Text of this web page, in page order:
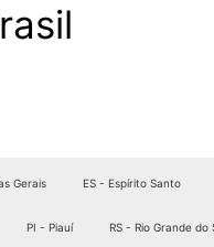
Gerais ES - Espírito Santo
PI - Piauí RS - Rio Grande do